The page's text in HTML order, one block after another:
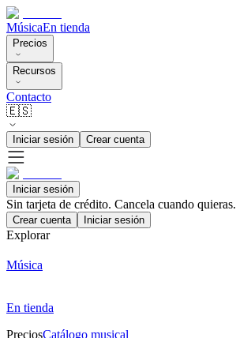
MúsicaEn tienda
Precios
Recursos
Contacto
🇪🇸
Iniciar sesión Crear cuenta
Iniciar sesión
Sin tarjeta de crédito. Cancela cuando quieras.
Crear cuenta Iniciar sesión
Explorar
Música
En tienda
PreciosCatálogo musical